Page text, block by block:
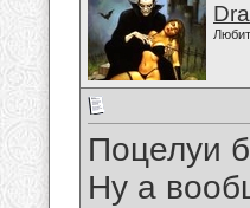
Поцелуи
Ну а